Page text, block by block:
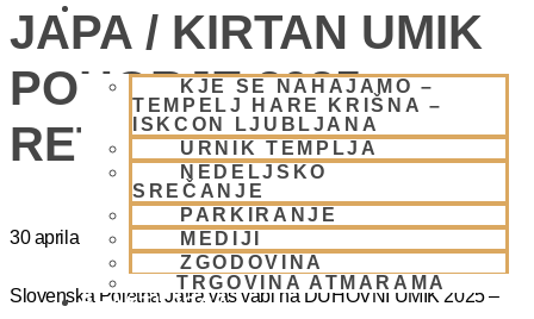
KJE SE NAHAJAMO –
TEMPELJ HARE KRIŠNA –
ISKCON LJUBLJANA
URNIK TEMPLJA
NEDELJSKO
SREČANJE
PARKIRANJE
MEDIJI
ZGODOVINA
TRGOVINA ATMARAMA
BHAKTI JOGA
JAPA / KIRTAN UMIK
POHORJE 2025 –
RETRET SLOVENIA
30 aprila
Slovenska Poletna Jatra vas vabi na DUHOVNI UMIK 2025 –